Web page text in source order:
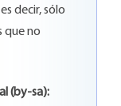
decir, sólo
que no
(by-sa):